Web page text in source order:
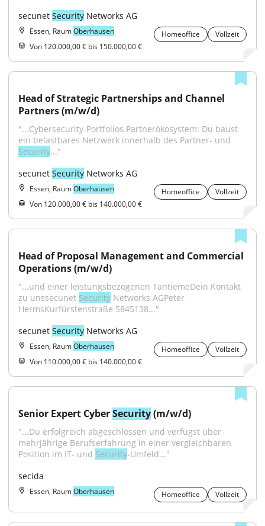
secunet Security Networks AG
Essen, RaumOberhausen Homeoffice
Vollzeit
Von 120.000,00 € bis 150.000,00 €
Head of Strategic Partnerships and Channel
Partners (m/w/d)
"...Cybersecurity-Portfolios.Partnerökosystem: Du baust
Security..."
secunet Security Networks AG
Essen, RaumOberhausen Homeoffice
Vollzeit
Von 120.000,00 € bis 140.000,00 €
Head of Proposal Management and Commercial
Operations (m/w/d)
"...und einer leistungsbezogenen TantiemeDein Kontakt
zu unssecunet Security Networks AGPeter
HermsKurfürstenstraße 5845138..."
secunet Security Networks AG
Essen, RaumOberhausen Homeoffice
Vollzeit
Von 110.000,00 € bis 140.000,00 €
Senior Expert Cyber Security (m/w/d)
"...Du erfolgreich abgeschlossen und verfügst über
mehrjährige Berufserfahrung in einer vergleichbaren
Position im IT- und Security-Umfeld..."
secida
Essen, RaumOberhausen Homeoffice Vollzeit